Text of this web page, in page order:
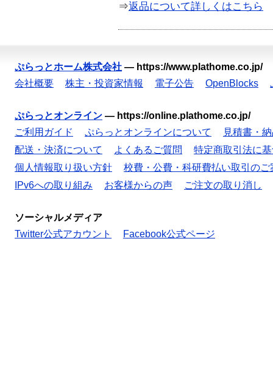
⇒返品について詳しくはこちら
ぷらっとホーム株式会社 — https://www.plathome.co.jp/
会社概要
株主・投資家情報 電子公告 OpenBlocks
ぷらっとオンライン — https://online.plathome.co.jp/
ご利用ガイド
ぷらっとオンラインについて
見積書・
配送・決済について
よくあるご質問
特定商取引法に
個人情報取り扱い方針
校費・公費・科研費払い取引のご
IPv6への取り組み
お客様からの声 ご注文の取り消し
ソーシャルメディア
Twitter公式アカウント
Facebook公式ページ